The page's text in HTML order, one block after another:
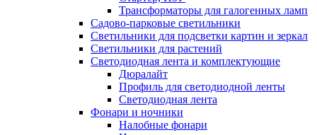
Трансформаторы для галогенных ламп
Садово-парковые светильники
Светильники для подсветки картин и зеркал
Светильники для растений
Светодиодная лента и комплектующие
Дюралайт
Профиль для светодиодной ленты
Светодиодная лента
Фонари и ночники
Налобные фонари